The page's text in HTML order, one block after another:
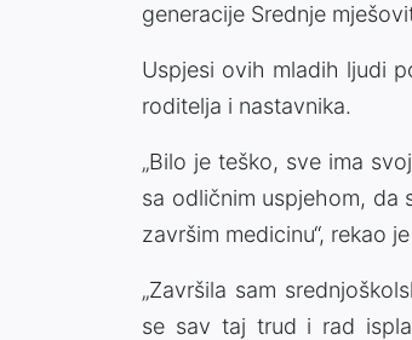
generacije Srednje
Uspjesi ovih mladih ljudi
roditelja i nastavnika.
„Bilo je teško, sve ima
sa odličnim uspjehom, da
završim medicinu“, rekao
„Završila sam
se sav taj trud i rad